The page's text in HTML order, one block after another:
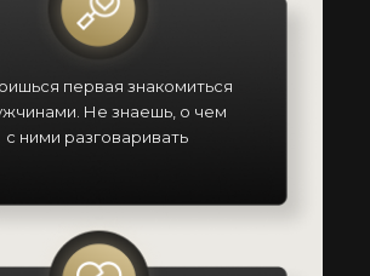
первая знакомиться
Не знаешь, о чем
с ними разговаривать